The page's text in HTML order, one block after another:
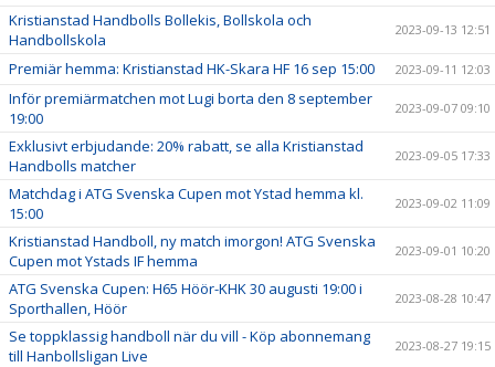
Kristianstad Handbolls Bollekis, Bollskola och
Handbollskola
2023-09-13 12:51
Premiär hemma: Kristianstad HK-Skara HF 16 sep 15:00 2023-09-11 12:03
Inför premiärmatchen mot Lugi borta den 8 september
19:00
2023-09-07 09:10
Exklusivt erbjudande: 20% rabatt, se alla Kristianstad
Handbolls matcher
2023-09-05 17:33
Matchdag i ATG Svenska Cupen mot Ystad hemma kl.
15:00
2023-09-02 11:09
Kristianstad Handboll, ny match imorgon! ATG Svenska
Cupen mot Ystads IF hemma
2023-09-01 10:20
ATG Svenska Cupen: H65 Höör-KHK 30 augusti 19:00 i
Sporthallen, Höör
2023-08-28 10:47
Se toppklassig handboll när du vill - Köp abonnemang
till Hanbollsligan Live
2023-08-27 19:15